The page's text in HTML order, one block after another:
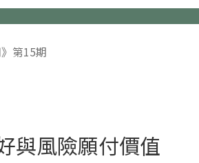
第15期
與風險願付價值